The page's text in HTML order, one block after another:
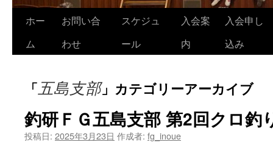
コ
ツ
へ
ホー
ム
お問い合
わせ
スケジュ
ール
入会案
内
入会申し
込み
「五島支部」カテゴリーアーカイブ
釣研ＦＧ五島支部 第2回クロ釣
投稿日: 2025年3月23日 作成者: fg_inoue